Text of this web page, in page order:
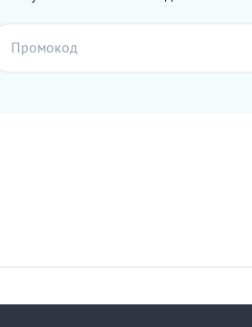
Промокод